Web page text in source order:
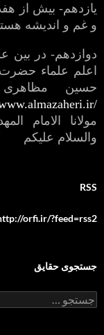
یازدهم- بیش از
و غم و اندیشه
دوازدهم- در بین
اعلم علماء
حسین مظاهری
مولانا الامام
والسلام علیکم
RSS
orfi.ir/?feed=rss2
جستجوی حقایق
جستجو
برای: